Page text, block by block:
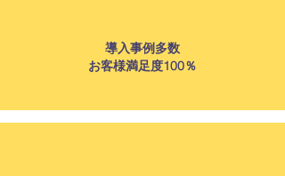
導入事例多数
​お客様満足度100％